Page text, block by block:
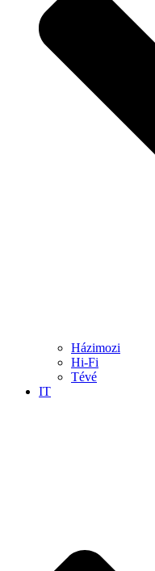
Házimozi
Hi-Fi
Tévé
IT